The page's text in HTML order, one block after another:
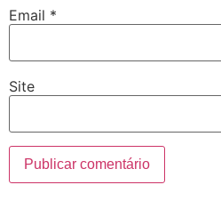
Email *
Site